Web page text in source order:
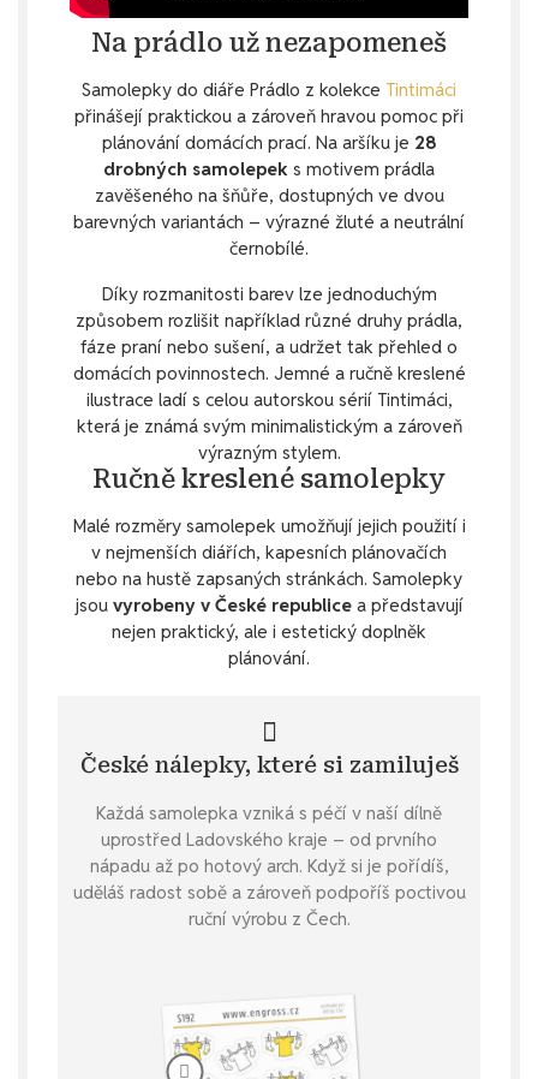
Na prádlo už nezapomeneš
Samolepky do diáře Prádlo z kolekce Tintimáci
přinášejí praktickou a zároveň hravou pomoc při
plánování domácích prací. Na aršíku je 28
drobných samolepek s motivem prádla
zavěšeného na šňůře, dostupných ve dvou
barevných variantách – výrazné žluté a neutrální
černobílé.
Díky rozmanitosti barev lze jednoduchým
způsobem rozlišit například různé druhy prádla,
fáze praní nebo sušení, a udržet tak přehled o
domácích povinnostech. Jemné a ručně kreslené
ilustrace ladí s celou autorskou sérií Tintimáci,
která je známá svým minimalistickým a zároveň
výrazným stylem.
Ručně kreslené samolepky
Malé rozměry samolepek umožňují jejich použití i
v nejmenších diářích, kapesních plánovačích
nebo na hustě zapsaných stránkách. Samolepky
jsou vyrobeny v České republicea představují
nejen praktický, ale i estetický doplněk
plánování.
České nálepky, které si zamiluješ
Každá samolepka vzniká s péčí v naší dílně
uprostřed Ladovského kraje – od prvního
nápadu až po hotový arch. Když si je pořídíš,
uděláš radost sobě a zároveň podpoříš poctivou
ruční výrobu z Čech.